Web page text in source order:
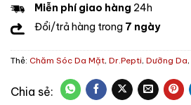
Miễn phí giao hàng 24h
Đổi/trả hàng trong 7 ngày
Thẻ: Chăm Sóc Da Mặt, Dr.Pepti, Dưỡng Da,